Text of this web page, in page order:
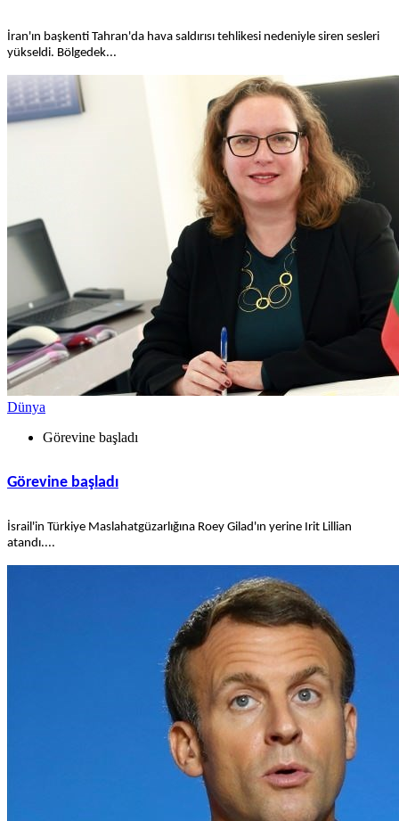
İran'ın başkenti Tahran'da hava saldırısı tehlikesi nedeniyle siren sesleri
yükseldi. Bölgedek...
Dünya
Görevine başladı
Görevine başladı
İsrail'in Türkiye Maslahatgüzarlığına Roey Gilad'ın yerine Irit Lillian
atandı....